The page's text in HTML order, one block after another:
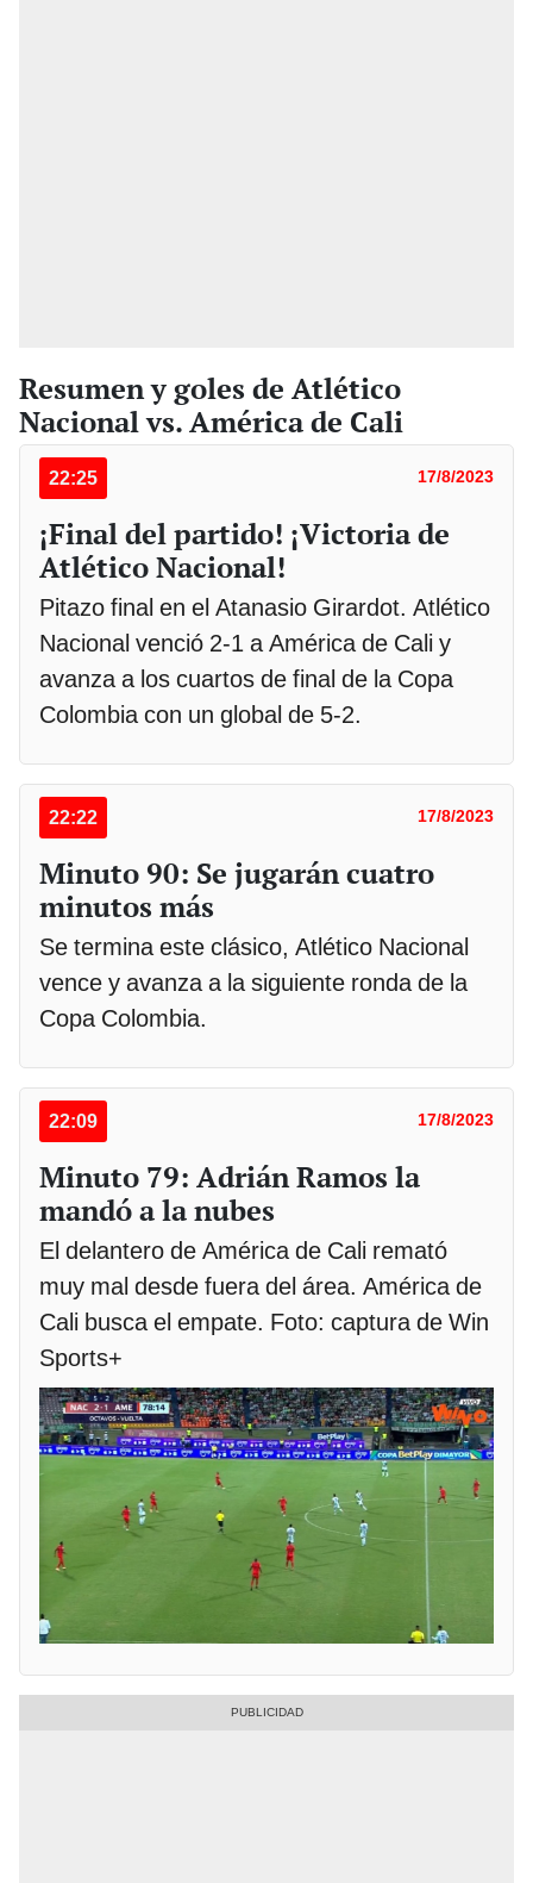
Resumen y goles de Atlético
Nacional vs. América de Cali
22:25 17/8/2023
¡Final del partido! ¡Victoria de
Atlético Nacional!
Pitazo final en el Atanasio Girardot. Atlético
Nacional venció 2-1 a América de Cali y
avanza a los cuartos de final de la Copa
Colombia con un global de 5-2.
22:22 17/8/2023
Minuto 90: Se jugarán cuatro
minutos más
Se termina este clásico, Atlético Nacional
vence y avanza a la siguiente ronda de la
Copa Colombia.
22:09 17/8/2023
Minuto 79: Adrián Ramos la
mandó a la nubes
El delantero de América de Cali remató
muy mal desde fuera del área. América de
Cali busca el empate. Foto: captura de Win
Sports+